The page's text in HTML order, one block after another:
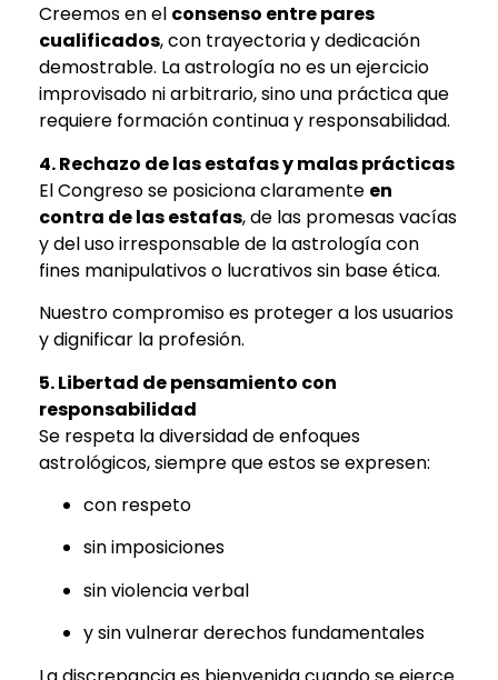
Creemos en el consenso entre pares
cualificados, con trayectoria y dedicación
demostrable. La astrología no es un ejercicio
improvisado ni arbitrario, sino una práctica que
requiere formación continua y responsabilidad.
4. Rechazo de las estafas y malas prácticas
El Congreso se posiciona claramente en
contra de las estafas, de las promesas vacías
y del uso irresponsable de la astrología con
fines manipulativos o lucrativos sin base ética.
Nuestro compromiso es proteger a los usuarios
y dignificar la profesión.
5. Libertad de pensamiento con
responsabilidad
Se respeta la diversidad de enfoques
astrológicos, siempre que estos se expresen:
con respeto
sin imposiciones
sin violencia verbal
y sin vulnerar derechos fundamentales